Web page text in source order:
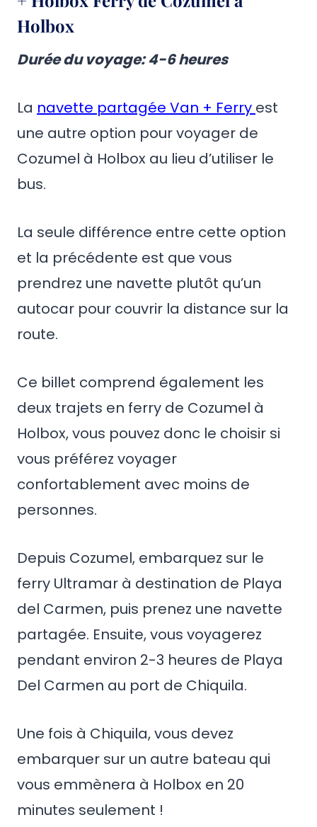
Holbox
Durée du voyage: 4-6 heures
La navette partagée Van + Ferry est
une autre option pour voyager de
Cozumel à Holbox au lieu d’utiliser le
bus.
La seule différence entre cette option
et la précédente est que vous
prendrez une navette plutôt qu’un
autocar pour couvrir la distance sur la
route.
Ce billet comprend également les
deux trajets en ferry de Cozumel à
Holbox, vous pouvez donc le choisir si
vous préférez voyager
confortablement avec moins de
personnes.
Depuis Cozumel, embarquez sur le
ferry Ultramar à destination de Playa
del Carmen, puis prenez une navette
partagée. Ensuite, vous voyagerez
pendant environ 2-3 heures de Playa
Del Carmen au port de Chiquila.
Une fois à Chiquila, vous devez
embarquer sur un autre bateau qui
vous emmènera à Holbox en 20
minutes seulement !